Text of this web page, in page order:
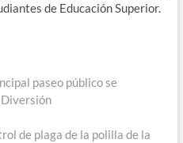
de Educación Superior.
paseo público se
de plaga de la polilla de la